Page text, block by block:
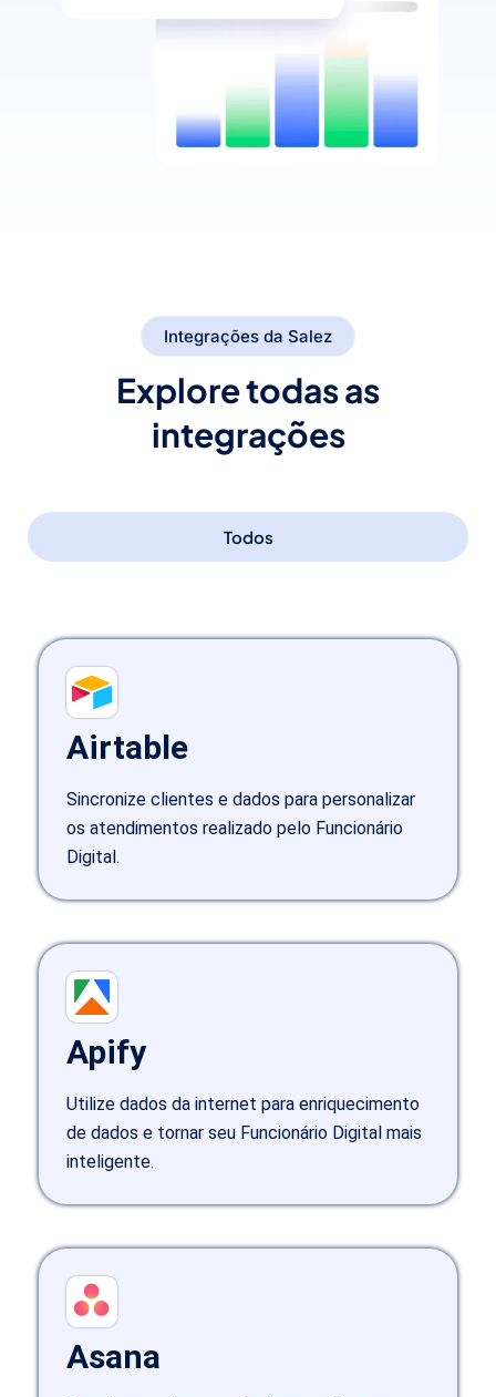
Integrações da Salez
Explore todas as
integrações
Todos
Airtable
Sincronize clientes e dados para personalizar
os atendimentos realizado pelo Funcionário
Digital.
Apify
Utilize dados da internet para enriquecimento
de dados e tornar seu Funcionário Digital mais
inteligente.
Asana